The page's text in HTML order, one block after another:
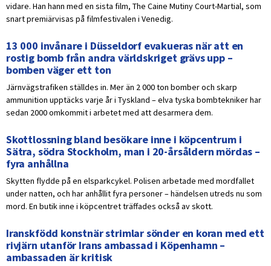
vidare. Han hann med en sista film, The Caine Mutiny Court-Martial, som
snart premiärvisas på filmfestivalen i Venedig.
13 000 invånare i Düsseldorf evakueras när att en
rostig bomb från andra världskriget grävs upp –
bomben väger ett ton
Järnvägstrafiken ställdes in. Mer än 2 000 ton bomber och skarp
ammunition upptäcks varje år i Tyskland – elva tyska bombtekniker har
sedan 2000 omkommit i arbetet med att desarmera dem.
Skottlossning bland besökare inne i köpcentrum i
Sätra, södra Stockholm, man i 20-årsåldern mördas –
fyra anhållna
Skytten flydde på en elsparkcykel. Polisen arbetade med mordfallet
under natten, och har anhållit fyra personer – händelsen utreds nu som
mord. En butik inne i köpcentret träffades också av skott.
Iranskfödd konstnär strimlar sönder en koran med ett
rivjärn utanför Irans ambassad i Köpenhamn –
ambassaden är kritisk